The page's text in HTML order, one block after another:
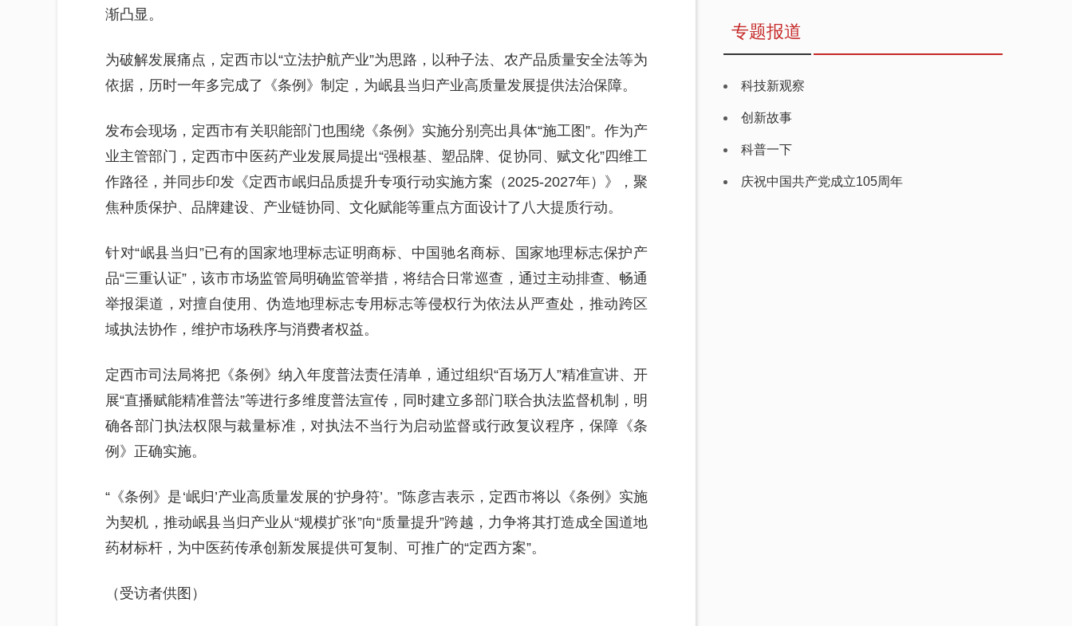
渐凸显。
为破解发展痛点，定西市以“立法护航产业”为思路，以种子法、农产品质量安全法等为
依据，历时一年多完成了《条例》制定，为岷县当归产业高质量发展提供法治保障。
发布会现场，定西市有关职能部门也围绕《条例》实施分别亮出具体“施工图”。作为产
业主管部门，定西市中医药产业发展局提出“强根基、塑品牌、促协同、赋文化”四维工
作路径，并同步印发《定西市岷归品质提升专项行动实施方案（2025-2027年）》，聚
焦种质保护、品牌建设、产业链协同、文化赋能等重点方面设计了八大提质行动。
针对“岷县当归”已有的国家地理标志证明商标、中国驰名商标、国家地理标志保护产
品“三重认证”，该市市场监管局明确监管举措，将结合日常巡查，通过主动排查、畅通
举报渠道，对擅自使用、伪造地理标志专用标志等侵权行为依法从严查处，推动跨区
域执法协作，维护市场秩序与消费者权益。
定西市司法局将把《条例》纳入年度普法责任清单，通过组织“百场万人”精准宣讲、开
展“直播赋能精准普法”等进行多维度普法宣传，同时建立多部门联合执法监督机制，明
确各部门执法权限与裁量标准，对执法不当行为启动监督或行政复议程序，保障《条
例》正确实施。
“《条例》是‘岷归’产业高质量发展的‘护身符’。”陈彦吉表示，定西市将以《条例》实施
为契机，推动岷县当归产业从“规模扩张”向“质量提升”跨越，力争将其打造成全国道地
药材标杆，为中医药传承创新发展提供可复制、可推广的“定西方案”。
（受访者供图）
专题报道
科技新观察
创新故事
科普一下
庆祝中国共产党成立105周年